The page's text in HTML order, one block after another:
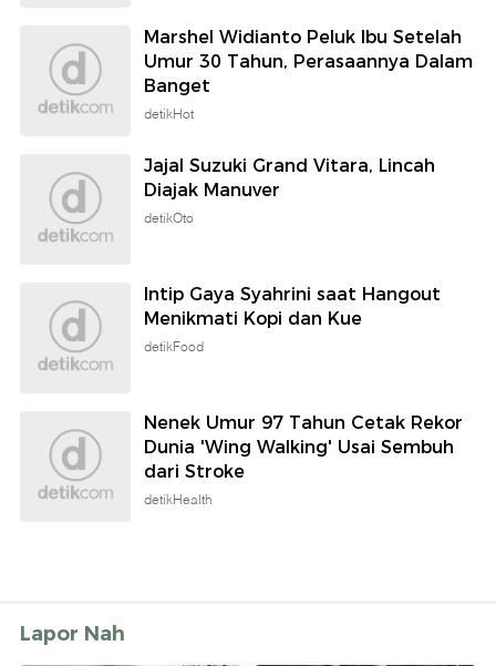
Marshel Widianto Peluk Ibu Setelah
Umur 30 Tahun, Perasaannya Dalam
Banget
detikHot
Jajal Suzuki Grand Vitara, Lincah
Diajak Manuver
detikOto
Intip Gaya Syahrini saat Hangout
Menikmati Kopi dan Kue
detikFood
Nenek Umur 97 Tahun Cetak Rekor
Dunia 'Wing Walking' Usai Sembuh
dari Stroke
detikHealth
Lapor Nah